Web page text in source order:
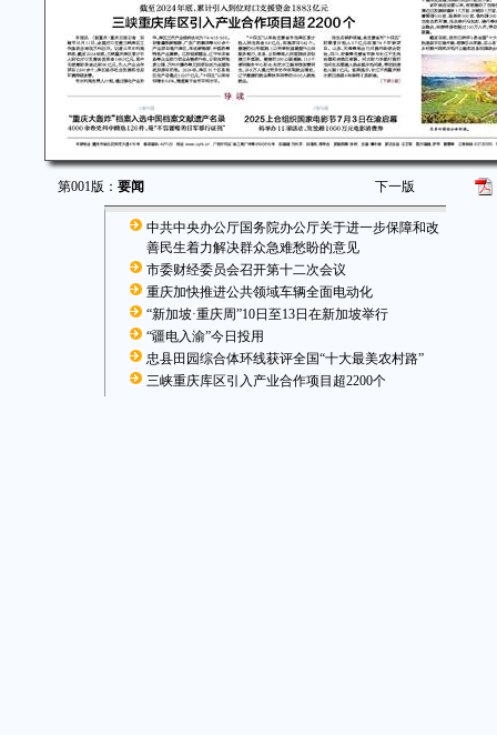
第001版： 要闻 下一版
中共中央办公厅国务院办公厅关于进一步保障和改
善民生着力解决群众急难愁盼的意见
市委财经委员会召开第十二次会议
重庆加快推进公共领域车辆全面电动化
“新加坡·重庆周”10日至13日在新加坡举行
“疆电入渝”今日投用
忠县田园综合体环线获评全国“十大最美农村路”
三峡重庆库区引入产业合作项目超2200个